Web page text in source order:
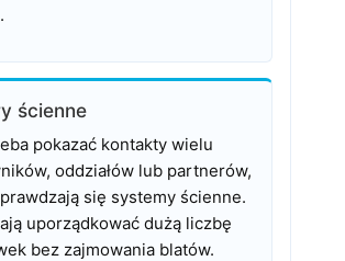
ścienne
pokazać kontakty wielu
oddziałów lub partnerów,
się systemy ścienne.
uporządkować dużą liczbę
bez zajmowania blatów.